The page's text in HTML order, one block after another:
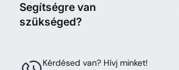
Segítségre van
szükséged?
Kérdésed van? Hívj minket!